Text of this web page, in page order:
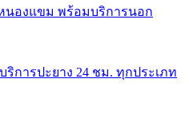
นองแขม พร้อมบริการนอก